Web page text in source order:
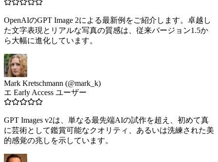
OpenAIのGPT Image 2による最新例をご紹介します。卓越し
た文字表現とリアルな写真の質感は、従来バージョン1.5か
ら大幅に進化しています。
Mark Kretschmann (@mark_k)
エ Early Access ユーザー
GPT Images v2は、単なる最先端AIの試作を超え、初めて真
に芸術として鑑賞可能なクオリティ、あるいは洗練された美
的感覚の兆しを示しています。